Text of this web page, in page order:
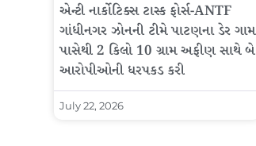
એન્ટી નાર્કોટિક્સ ટાસ્ક ફોર્સ-ANTF
ગાંધીનગર ઝોનની ટીમે પાટણના ડેર ગામ
પાસેથી 2 કિલો 10 ગ્રામ અફીણ સાથે બે
આરોપીઓની ધરપકડ કરી
July 22, 2026